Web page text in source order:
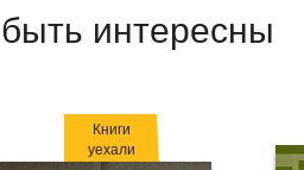
интересны
Книги
уехали